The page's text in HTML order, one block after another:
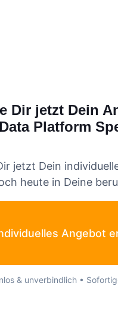
Dir jetzt Dein
Platform
jetzt Dein
heute in Deine
Angebot
& unverbindlich •